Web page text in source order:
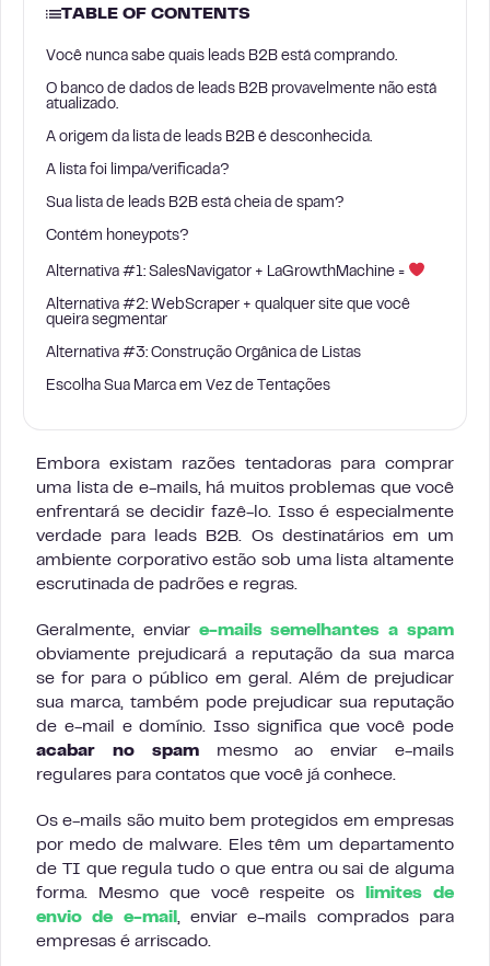
TABLE OF CONTENTS
Você nunca sabe quais leads B2B está comprando.
O banco de dados de leads B2B provavelmente não está
atualizado.
A origem da lista de leads B2B é desconhecida.
A lista foi limpa/verificada?
Sua lista de leads B2B está cheia de spam?
Contém honeypots?
Alternativa #1: SalesNavigator + LaGrowthMachine =
Alternativa #2: WebScraper + qualquer site que você
queira segmentar
Alternativa #3: Construção Orgânica de Listas
Escolha Sua Marca em Vez de Tentações
Embora existam razões tentadoras para comprar
uma lista de e-mails, há muitos problemas que você
enfrentará se decidir fazê-lo. Isso é especialmente
verdade para leads B2B. Os destinatários em um
ambiente corporativo estão sob uma lista altamente
escrutinada de padrões e regras.
Geralmente, enviar e-mails semelhantes a spam
obviamente prejudicará a reputação da sua marca
se for para o público em geral. Além de prejudicar
sua marca, também pode prejudicar sua reputação
de e-mail e domínio. Isso significa que você pode
acabar no spammesmo ao enviar e-mails
regulares para contatos que você já conhece.
Os e-mails são muito bem protegidos em empresas
por medo de malware. Eles têm um departamento
de TI que regula tudo o que entra ou sai de alguma
forma. Mesmo que você respeite os
limites de
envio de e-mail
, enviar e-mails comprados para
empresas é arriscado.